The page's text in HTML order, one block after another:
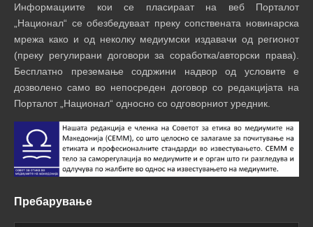
Информациите кои се пласираат на веб Порталот
„Национал“ се обезбедуваат преку сопствената новинарска
мрежа како и од неколку медиумски издавачи од регионот
(преку регулирани договори за соработка/авторски права).
Бесплатно преземање содржини надвор од условите е
дозволено само во непосреден договор со редакцијата на
Порталот „Национал“ односно со одговорниот уредник.
Пребарување